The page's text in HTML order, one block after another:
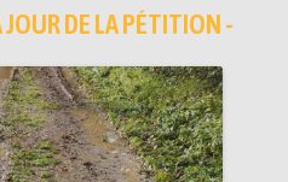
DE LA PÉTITION -